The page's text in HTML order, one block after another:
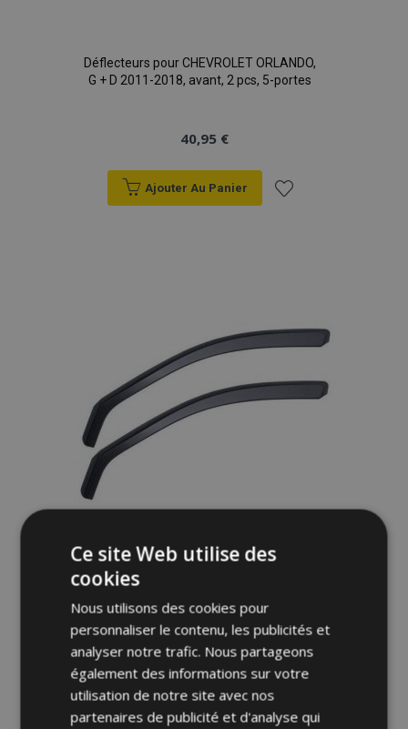
Déflecteurs pour CHEVROLET ORLANDO,
G + D 2011-2018, avant, 2 pcs, 5-portes
40,95 €
Ajouter Au Panier
d'achats
Déflecteurs pour CHEVROLET MALIBU ( lV
), G + D 2012-2016, avant, 2 pcs, 5-portes
40,95 €
Ajouter Au Panier
Ce site Web utilise des
cookies
Nous utilisons des cookies pour
personnaliser le contenu, les publicités et
analyser notre trafic. Nous partageons
également des informations sur votre
utilisation de notre site avec nos
partenaires de publicité et d'analyse qui